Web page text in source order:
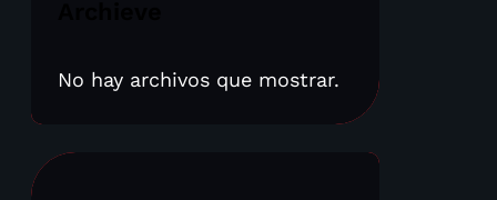
No hay archivos que mostrar.